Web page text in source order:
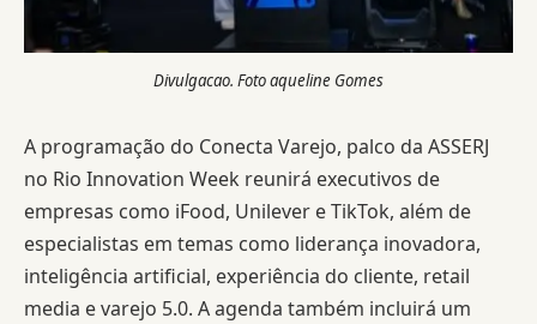
Divulgacao. Foto aqueline Gomes
A programação do Conecta Varejo, palco da ASSERJ
no Rio Innovation Week reunirá executivos de
empresas como iFood, Unilever e TikTok, além de
especialistas em temas como liderança inovadora,
inteligência artificial, experiência do cliente, retail
media e varejo 5.0. A agenda também incluirá um